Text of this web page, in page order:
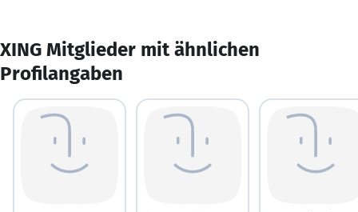
XING Mitglieder mit ähnlichen
Profilangaben